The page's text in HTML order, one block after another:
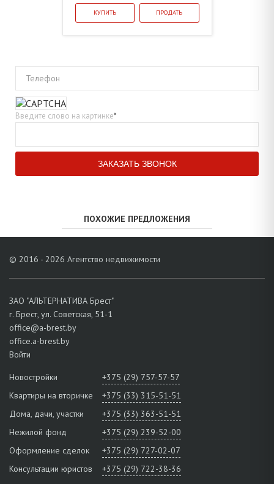
КУПИТЬ ПРОДАТЬ
Телефон
Введите слово на картинке*
ПОХОЖИЕ ПРЕДЛОЖЕНИЯ
© 2016 - 2026 Агентство недвижимости
ЗАО "АЛЬТЕРНАТИВА Брест"
г. Брест, ул. Советская, 51-1
office@a-brest.by
office.a-brest.by
Войти
Новостройки
+375 (29) 757-57-57
Квартиры на вторичке
+375 (33) 315-51-51
Дома, дачи, участки
+375 (33) 363-51-51
Нежилой фонд
+375 (29) 239-52-00
Оформление сделок
+375 (29) 727-02-07
Консультации юристов
+375 (29) 722-38-36